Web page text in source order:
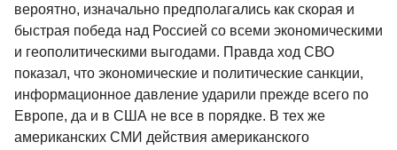
вероятно, изначально предполагались как скорая и
быстрая победа над Россией со всеми экономическими
и геополитическими выгодами. Правда ход СВО
показал, что экономические и политические санкции,
информационное давление ударили прежде всего по
Европе, да и в США не все в порядке. В тех же
американских СМИ действия американского